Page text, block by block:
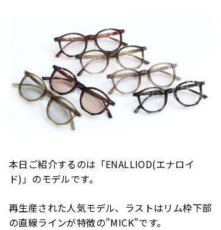
本日ご紹介するのは「ENALLIOD(エナロイ
ド)」のモデルです。
再生産された人気モデル、ラストはリム枠下部
の直線ラインが特徴の”MICK”です。